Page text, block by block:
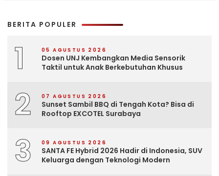
BERITA POPULER
1 05 AGUSTUS 2026
Dosen UNJ Kembangkan Media Sensorik
Taktil untuk Anak Berkebutuhan Khusus
2 07 AGUSTUS 2026
Sunset Sambil BBQ di Tengah Kota? Bisa di
Rooftop EXCOTEL Surabaya
3 09 AGUSTUS 2026
SANTA FE Hybrid 2026 Hadir di Indonesia, SUV
Keluarga dengan Teknologi Modern